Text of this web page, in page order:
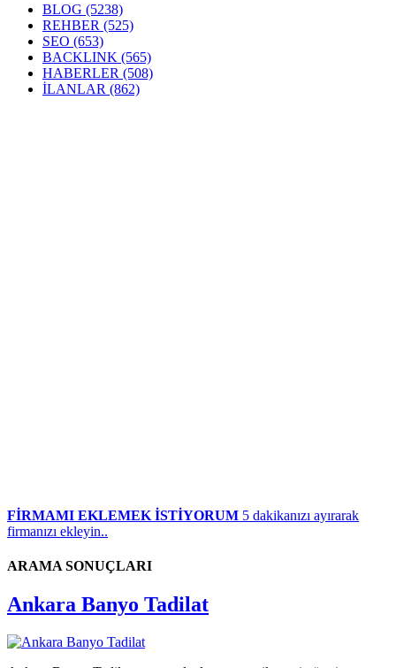
BLOG (5238)
REHBER (525)
SEO (653)
BACKLINK (565)
HABERLER (508)
İLANLAR (862)
FİRMAMI EKLEMEK İSTİYORUM 5 dakikanızı ayırarak
firmanızı ekleyin..
ARAMA SONUÇLARI
Ankara Banyo Tadilat